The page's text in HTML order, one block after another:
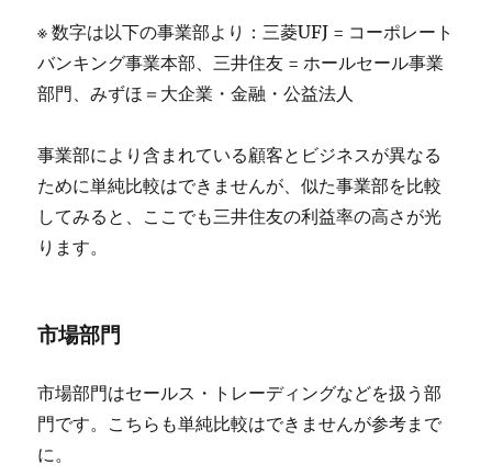
※ 数字は以下の事業部より：三菱UFJ = コーポレート
バンキング事業本部、三井住友 = ホールセール事業
部門、みずほ＝大企業・金融・公益法人
事業部により含まれている顧客とビジネスが異なる
ために単純比較はできませんが、似た事業部を比較
してみると、ここでも三井住友の利益率の高さが光
ります。
市場部門
市場部門はセールス・トレーディングなどを扱う部
門です。こちらも単純比較はできませんが参考まで
に。